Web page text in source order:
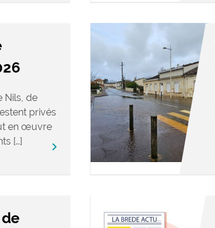
Nils, de
privés
en œuvre
[…]
keyboard_arrow_right